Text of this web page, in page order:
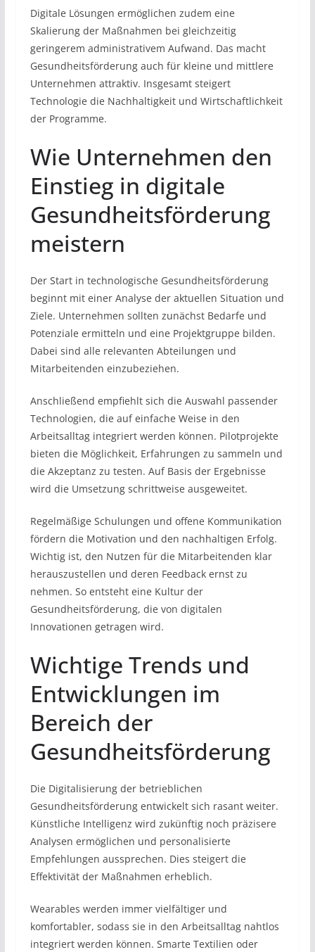
Digitale Lösungen ermöglichen zudem eine
Skalierung der Maßnahmen bei gleichzeitig
geringerem administrativem Aufwand. Das macht
Gesundheitsförderung auch für kleine und mittlere
Unternehmen attraktiv. Insgesamt steigert
Technologie die Nachhaltigkeit und Wirtschaftlichkeit
der Programme.
Wie Unternehmen den
Einstieg in digitale
Gesundheitsförderung
meistern
Der Start in technologische Gesundheitsförderung
beginnt mit einer Analyse der aktuellen Situation und
Ziele. Unternehmen sollten zunächst Bedarfe und
Potenziale ermitteln und eine Projektgruppe bilden.
Dabei sind alle relevanten Abteilungen und
Mitarbeitenden einzubeziehen.
Anschließend empfiehlt sich die Auswahl passender
Technologien, die auf einfache Weise in den
Arbeitsalltag integriert werden können. Pilotprojekte
bieten die Möglichkeit, Erfahrungen zu sammeln und
die Akzeptanz zu testen. Auf Basis der Ergebnisse
wird die Umsetzung schrittweise ausgeweitet.
Regelmäßige Schulungen und offene Kommunikation
fördern die Motivation und den nachhaltigen Erfolg.
Wichtig ist, den Nutzen für die Mitarbeitenden klar
herauszustellen und deren Feedback ernst zu
nehmen. So entsteht eine Kultur der
Gesundheitsförderung, die von digitalen
Innovationen getragen wird.
Wichtige Trends und
Entwicklungen im
Bereich der
Gesundheitsförderung
Die Digitalisierung der betrieblichen
Gesundheitsförderung entwickelt sich rasant weiter.
Künstliche Intelligenz wird zukünftig noch präzisere
Analysen ermöglichen und personalisierte
Empfehlungen aussprechen. Dies steigert die
Effektivität der Maßnahmen erheblich.
Wearables werden immer vielfältiger und
komfortabler, sodass sie in den Arbeitsalltag nahtlos
integriert werden können. Smarte Textilien oder